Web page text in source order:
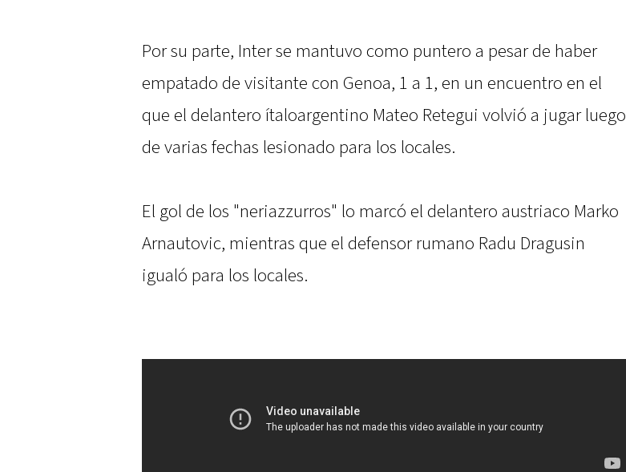
Por su parte, Inter se mantuvo como puntero a pesar de haber
empatado de visitante con Genoa, 1 a 1, en un encuentro en el
que el delantero ítaloargentino Mateo Retegui volvió a jugar luego
de varias fechas lesionado para los locales.
El gol de los "neriazzurros" lo marcó el delantero austriaco Marko
Arnautovic, mientras que el defensor rumano Radu Dragusin
igualó para los locales.